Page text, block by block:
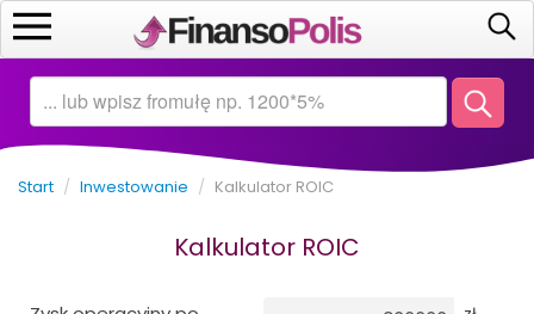
Start
Kalkulatory
Start / Inwestowanie / Kalkulator ROIC
Kalkulator ROIC